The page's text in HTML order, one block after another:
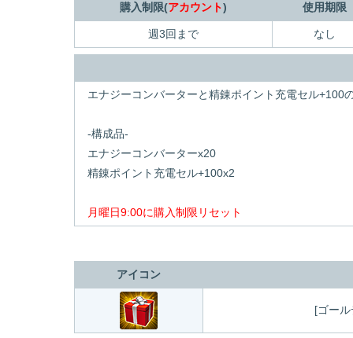
購入制限(アカウント) 使用期限
週3回まで なし
エナジーコンバーターと精錬ポイント充電セル+100
-構成品-
エナジーコンバーターx20
精錬ポイント充電セル+100x2
月曜日9:00に購入制限リセット
アイコン
[ゴー